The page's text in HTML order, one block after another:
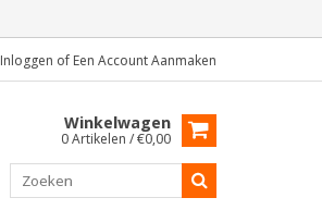
Inloggen of Een Account Aanmaken
Winkelwagen
0 Artikelen / €0,00